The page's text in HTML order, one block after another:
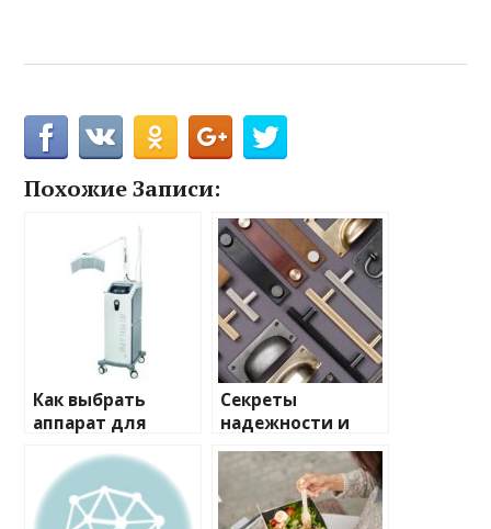
Похожие Записи:
Как выбрать
аппарат для
пилинга: секрет
сияющей кожи в
вашем салоне
Секреты
надежности и
стиля: Все о
мебельной
фурнитуре